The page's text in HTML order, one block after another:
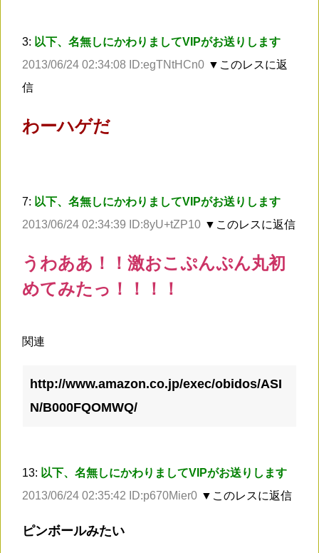
3: 以下、名無しにかわりましてVIPがお送りします
2013/06/24 02:34:08 ID:egTNtHCn0 ▼このレスに返
信
わーハゲだ
7: 以下、名無しにかわりましてVIPがお送りします
2013/06/24 02:34:39 ID:8yU+tZP10 ▼このレスに返信
うわああ！！激おこぷんぷん丸初
めてみたっ！！！！
関連
http://www.amazon.co.jp/exec/obidos/ASI
N/B000FQOMWQ/
13: 以下、名無しにかわりましてVIPがお送りします
2013/06/24 02:35:42 ID:p670Mier0 ▼このレスに返信
ピンボールみたい